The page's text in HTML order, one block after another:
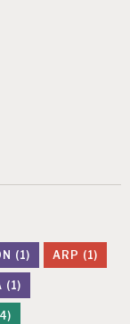
(1) ARP (1)
(1)